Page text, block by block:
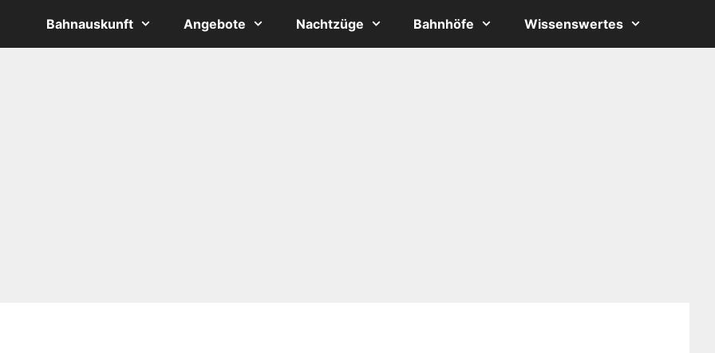
Bahnauskunft Angebote Nachtzüge Bahnhöfe Wissenswertes